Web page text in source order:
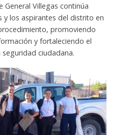
General Villegas continúa
y los aspirantes del distrito en
promoviendo
y fortaleciendo el
ciudadana.